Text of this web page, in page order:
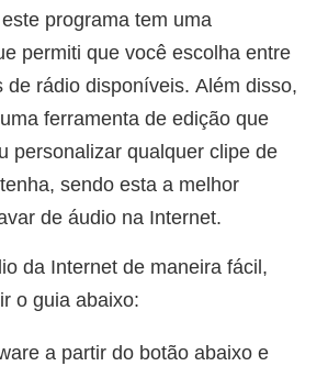
programa tem uma
permiti que você escolha entre
de rádio disponíveis. Além disso,
ferramenta de edição que
personalizar qualquer clipe de
sendo esta a melhor
de áudio na Internet.
da Internet de maneira fácil,
o guia abaixo:
a partir do botão abaixo e